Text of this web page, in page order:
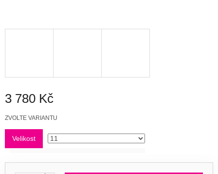
3 780 Kč
Měrná
ZVOLTE VARIANTU
Velikost